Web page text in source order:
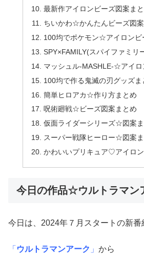
最新作アイロンビーズ図案ま
ちいかわ☆かんたんビーズ図案
100均でポケモン☆アイロンビ
SPY×FAMILY(スパイファミリ
マッシュル-MASHLE-☆アイロ
100均で作る鬼滅の刃グッズま
簡単ヒロアカ☆作り方まとめ
呪術廻戦☆ビーズ図案まとめ
仮面ライダーシリーズ☆図案
スーパー戦隊ヒーロー☆図案
かわいいプリキュア♡アイロ
今日の作品☆ウルトラマン
今日は、2024年７月スタートの新番
「 ウルトラマンアーク 」 から